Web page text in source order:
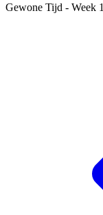
Gewone Tijd - Week 1